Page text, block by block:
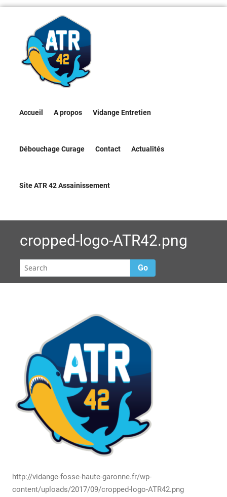
Accueil A propos Vidange Entretien
Débouchage Curage Contact Actualités
Site ATR 42 Assainissement
cropped-logo-ATR42.png
Go
http://vidange-fosse-haute-garonne.fr/wp-
content/uploads/2017/09/cropped-logo-ATR42.png